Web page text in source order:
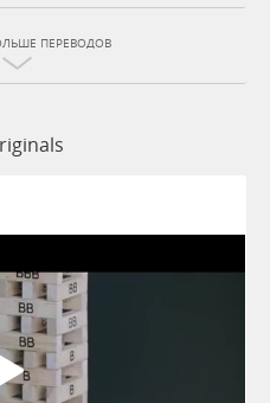
ПЕРЕВОДОВ